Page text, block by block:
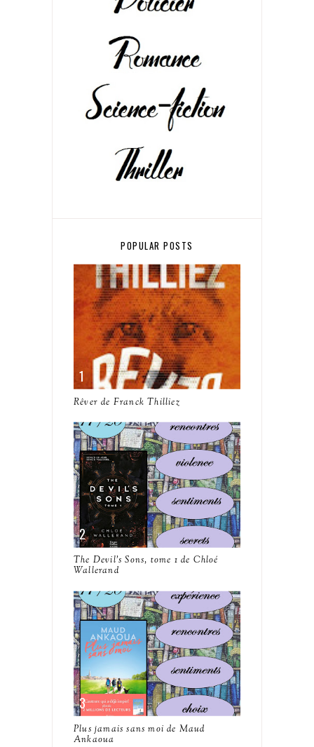
POPULAR POSTS
Rêver de Franck Thilliez
The Devil's Sons, tome 1 de Chloé
Wallerand
Plus jamais sans moi de Maud
Ankaoua